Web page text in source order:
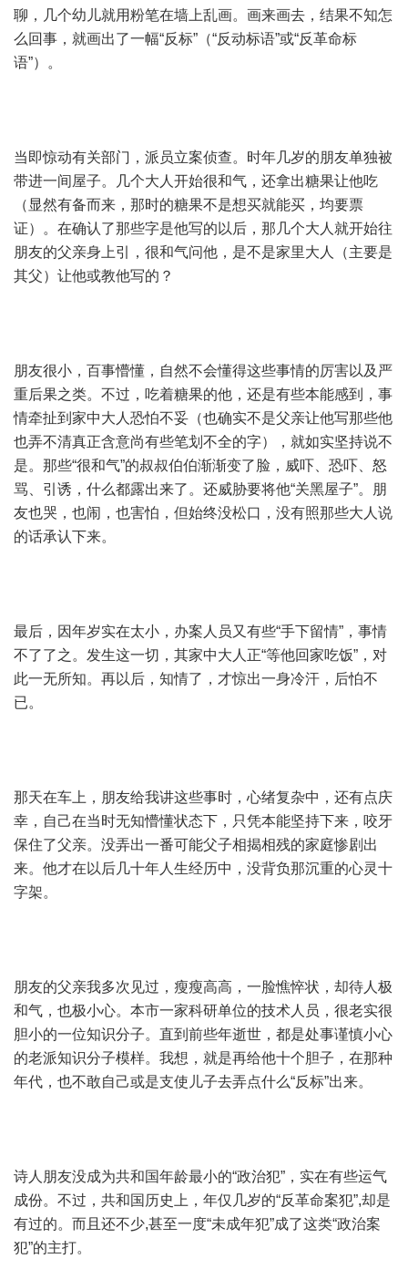
聊，几个幼儿就用粉笔在墙上乱画。画来画去，结果不知怎
么回事，就画出了一幅“反标”（“反动标语”或“反革命标
语”）。
当即惊动有关部门，派员立案侦查。时年几岁的朋友单独被
带进一间屋子。几个大人开始很和气，还拿出糖果让他吃
（显然有备而来，那时的糖果不是想买就能买，均要票
证）。在确认了那些字是他写的以后，那几个大人就开始往
朋友的父亲身上引，很和气问他，是不是家里大人（主要是
其父）让他或教他写的？
朋友很小，百事懵懂，自然不会懂得这些事情的厉害以及严
重后果之类。不过，吃着糖果的他，还是有些本能感到，事
情牵扯到家中大人恐怕不妥（也确实不是父亲让他写那些他
也弄不清真正含意尚有些笔划不全的字），就如实坚持说不
是。那些“很和气”的叔叔伯伯渐渐变了脸，威吓、恐吓、怒
骂、引诱，什么都露出来了。还威胁要将他“关黑屋子”。朋
友也哭，也闹，也害怕，但始终没松口，没有照那些大人说
的话承认下来。
最后，因年岁实在太小，办案人员又有些“手下留情”，事情
不了了之。发生这一切，其家中大人正“等他回家吃饭”，对
此一无所知。再以后，知情了，才惊出一身冷汗，后怕不
已。
那天在车上，朋友给我讲这些事时，心绪复杂中，还有点庆
幸，自己在当时无知懵懂状态下，只凭本能坚持下来，咬牙
保住了父亲。没弄出一番可能父子相揭相残的家庭惨剧出
来。他才在以后几十年人生经历中，没背负那沉重的心灵十
字架。
朋友的父亲我多次见过，瘦瘦高高，一脸憔悴状，却待人极
和气，也极小心。本市一家科研单位的技术人员，很老实很
胆小的一位知识分子。直到前些年逝世，都是处事谨慎小心
的老派知识分子模样。我想，就是再给他十个胆子，在那种
年代，也不敢自己或是支使儿子去弄点什么“反标”出来。
诗人朋友没成为共和国年龄最小的“政治犯”，实在有些运气
成份。不过，共和国历史上，年仅几岁的“反革命案犯”,却是
有过的。而且还不少,甚至一度“未成年犯”成了这类“政治案
犯”的主打。